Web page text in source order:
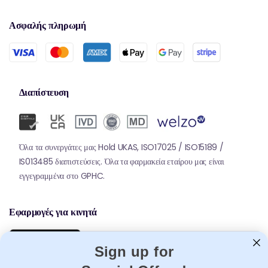
Ασφαλής πληρωμή
Διαπίστευση
Όλα τα συνεργάτες μας Hold UKAS, ISO17025 / ISO15189 /
IS013485 διαπιστεύσεις. Όλα τα φαρμακεία εταίρου μας είναι
εγγεγραμμένα στο GPHC.
Εφαρμογές για κινητά
Sign up for